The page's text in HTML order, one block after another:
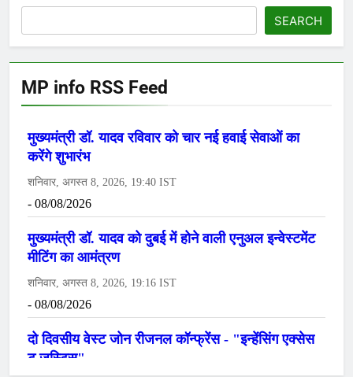
SEARCH
MP info RSS Feed